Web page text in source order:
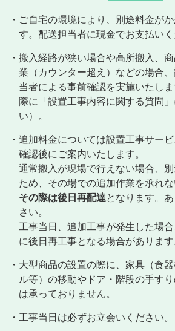
・ご自宅の環境により、別途料金が
す。配送担当者に現金でお支払いく
・搬入経路が狭い場合や高所搬入、
業（カウンター超え）などの場合
当者による事前確認を実施いたし
際に「設置工事内容に関する質問
い）。
・追加料金については設置工事サー
確認後にご案内いたします。
通常搬入が現場で行えない場合、
ため、その場での追加作業を承れな
その際は後日再配達となります。
さい。
工事当日、追加工事が発生した場
に後日再工事となる場合があります
・大型商品の設置の際に、家具（食
ル等）の移動やドア・階段の手す
は承っておりません。
・工事当日は必ずお立会いください。